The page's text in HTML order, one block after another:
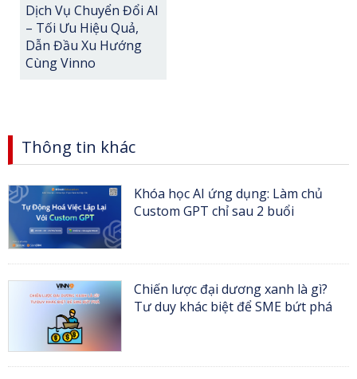
Dịch Vụ Chuyển Đổi AI
– Tối Ưu Hiệu Quả,
Dẫn Đầu Xu Hướng
Cùng Vinno
Thông tin khác
Khóa học AI ứng dụng: Làm chủ
Custom GPT chỉ sau 2 buổi
Chiến lược đại dương xanh là gì?
Tư duy khác biệt để SME bứt phá